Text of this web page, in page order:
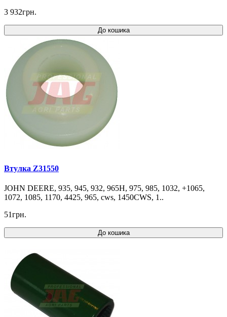
3 932грн.
До кошика
Втулка Z31550
JOHN DEERE, 935, 945, 932, 965H, 975, 985, 1032, +1065,
1072, 1085, 1170, 4425, 965, cws, 1450CWS, 1..
51грн.
До кошика